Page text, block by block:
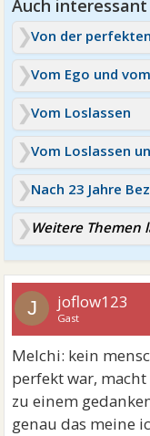
Vom Ego und
Vom Loslassen
Vom Loslassen
Weitere Themen
J joflow123
Gast
Melchi: kein
perfekt war,
zu einem
genau das meine